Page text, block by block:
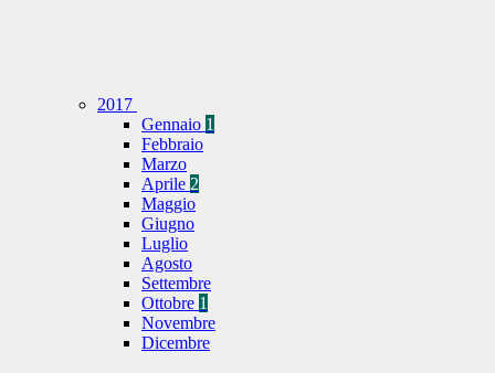
2017
Gennaio 1
Febbraio
Marzo
Aprile 2
Maggio
Giugno
Luglio
Agosto
Settembre
Ottobre 1
Novembre
Dicembre